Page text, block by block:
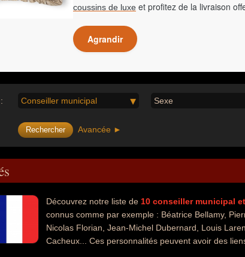
coussins de luxe et profitez de la livraison
Agrandir
Conseiller municipal Sexe
Avancée ►
Découvrez notre liste de 10 conseiller municipal
connus comme par exemple : Béatrice Bellamy,
Nicolas Florian, Jean-Michel Dubernard, Louis
Cacheux... Ces personnalités peuvent avoir des